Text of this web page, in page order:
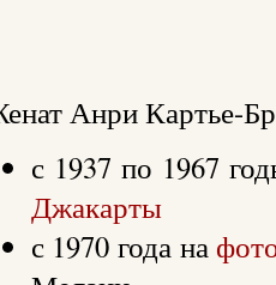
Анри Картье-
с 1937 по 1967
Джакарты
с 1970 года на